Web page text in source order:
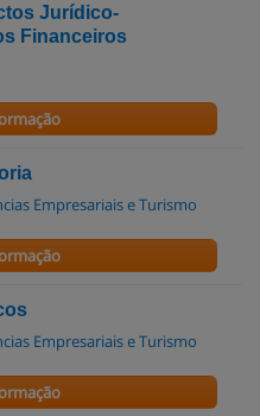
Jurídico-
Financeiros
Empresariais e Turismo
Empresariais e Turismo